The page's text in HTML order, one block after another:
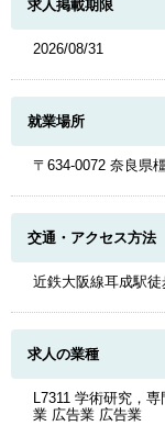
求人掲載期限
2026/08/31
就業場所
〒634-0072 奈良県
交通・アクセス方法
近鉄大阪線耳成駅徒
求人の業種
L7311 学術研究，
業 広告業 広告業